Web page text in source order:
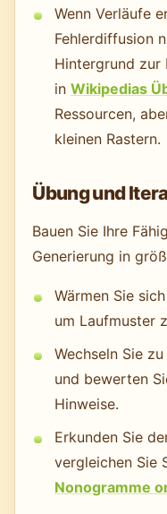
Wenn Verläufe
Fehlerdiffusion
Hintergrund zur
in Wikipedias
Ressourcen,
kleinen Rastern.
Übung und
Bauen Sie Ihre
Generierung in
Wärmen Sie
um Laufmuster
Wechseln Sie zu
und bewerten
Hinweise.
Erkunden Sie
vergleichen Sie
Nonogramme